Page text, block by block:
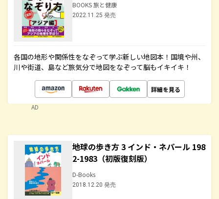
BOOKS 旅と健康
2022.11.25 発売
各国の地形や関係性をなぞって学ぶ新しい地図本！国境や州、
川や街道、島など旅気分で地図をなぞって脳もイキイキ！
詳細を見る
AD
地球の歩き方 3 インド・ネパール 198
2-1983（初版復刻版）
D-Books
2018.12.20 発売